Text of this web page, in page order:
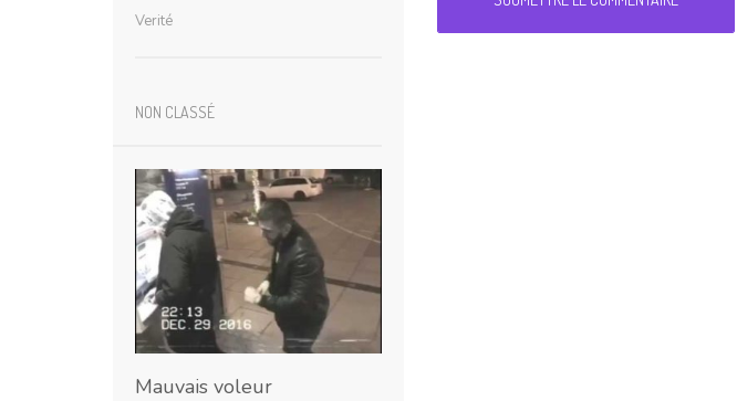
Verité
NON CLASSÉ
Mauvais voleur